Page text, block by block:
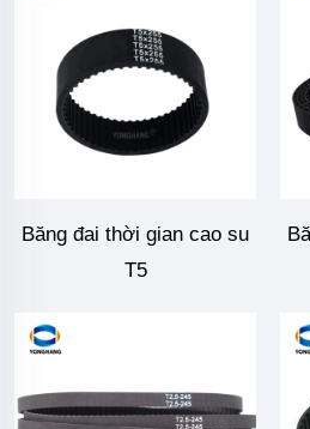
Băng đai thời gian cao su
T5